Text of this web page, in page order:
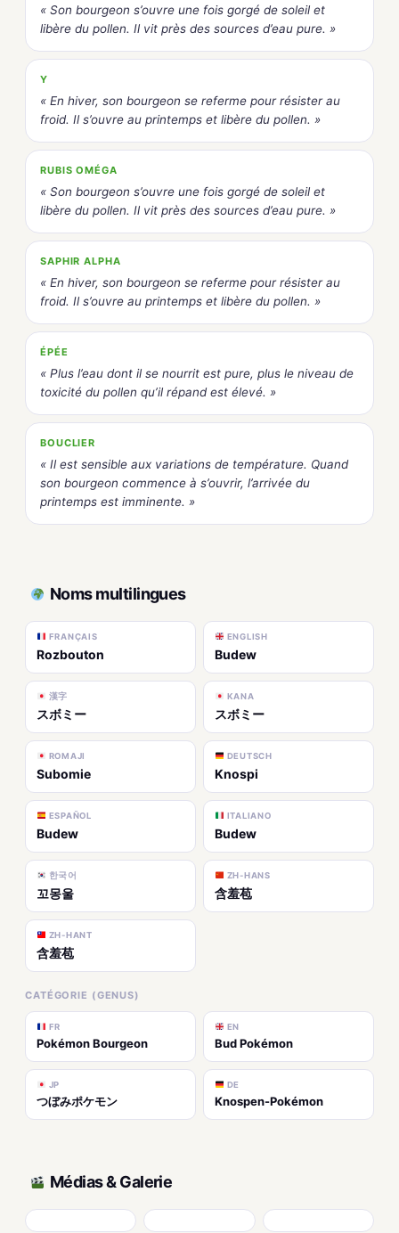
« Son bourgeon s’ouvre une fois gorgé de soleil et
libère du pollen. Il vit près des sources d’eau pure. »
Y
« En hiver, son bourgeon se referme pour résister au
froid. Il s’ouvre au printemps et libère du pollen. »
RUBIS OMÉGA
« Son bourgeon s’ouvre une fois gorgé de soleil et
libère du pollen. Il vit près des sources d’eau pure. »
SAPHIR ALPHA
« En hiver, son bourgeon se referme pour résister au
froid. Il s’ouvre au printemps et libère du pollen. »
ÉPÉE
« Plus l’eau dont il se nourrit est pure, plus le niveau de
toxicité du pollen qu’il répand est élevé. »
BOUCLIER
« Il est sensible aux variations de température. Quand
son bourgeon commence à s’ouvrir, l’arrivée du
printemps est imminente. »
Noms multilingues
FRANÇAIS
Rozbouton
ENGLISH
Budew
漢字
スボミー
KANA
スボミー
ROMAJI
Subomie
DEUTSCH
Knospi
ESPAÑOL
Budew
ITALIANO
Budew
한국어
꼬몽울
ZH-HANS
含羞苞
ZH-HANT
含羞苞
CATÉGORIE (GENUS)
FR
Pokémon Bourgeon
EN
Bud Pokémon
JP
つぼみポケモン
DE
Knospen-Pokémon
Médias & Galerie